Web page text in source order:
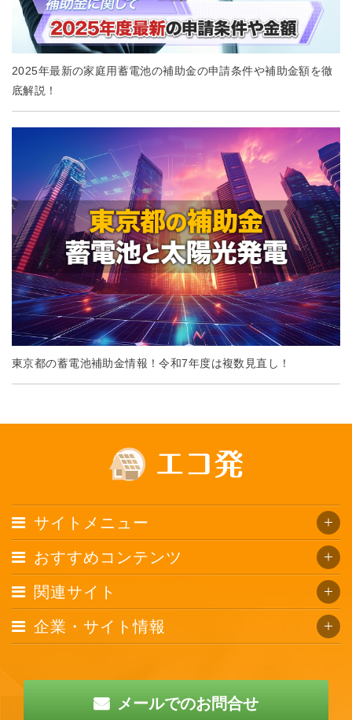
2025年最新の家庭用蓄電池の補助金の申請条件や補助金額を徹
底解説！
東京都の蓄電池補助金情報！令和7年度は複数見直し！
サイトメニュー
おすすめコンテンツ
関連サイト
企業・サイト情報
メールでのお問合せ